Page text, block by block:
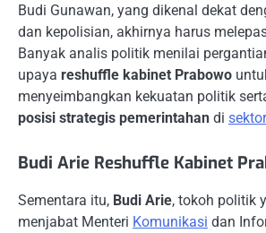
Budi Gunawan, yang dikenal dekat
dan kepolisian, akhirnya harus
Banyak analis politik menilai
upaya reshuffle kabinet Prabowo
menyeimbangkan kekuatan politik
posisi strategis pemerintahan di sektor
Budi Arie Reshuffle Kabinet
Sementara itu, Budi Arie, tokoh politik
menjabat Menteri Komunikasi dan